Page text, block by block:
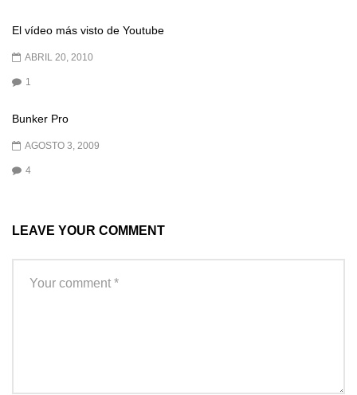
El vídeo más visto de Youtube
ABRIL 20, 2010
1
Bunker Pro
AGOSTO 3, 2009
4
LEAVE YOUR COMMENT